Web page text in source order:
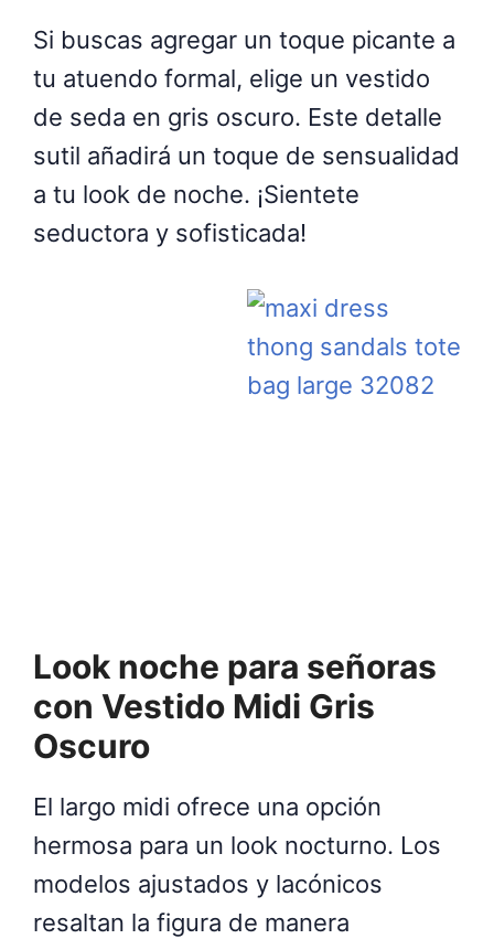
Si buscas agregar un toque picante a
tu atuendo formal, elige un vestido
de seda en gris oscuro. Este detalle
sutil añadirá un toque de sensualidad
a tu look de noche. ¡Sientete
seductora y sofisticada!
Look noche para señoras
con Vestido Midi Gris
Oscuro
El largo midi ofrece una opción
hermosa para un look nocturno. Los
modelos ajustados y lacónicos
resaltan la figura de manera